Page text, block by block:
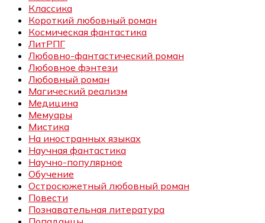
Классика
Короткий любовный роман
Космическая фантастика
ЛитРПГ
Любовно-фантастический роман
Любовное фэнтези
Любовный роман
Магический реализм
Медицина
Мемуары
Мистика
На иностранных языках
Научная фантастика
Научно-популярное
Обучение
Остросюжетный любовный роман
Повести
Познавательная литература